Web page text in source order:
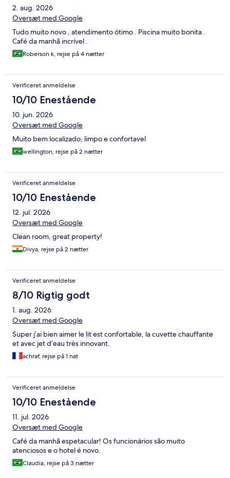
2. aug. 2026
Oversæt med Google
Tudo muito novo , atendimento ótimo . Piscina muito bonita .
Café da manhã incrível .
Roberson k, rejse på 4 nætter
Verificeret anmeldelse
10/10 Enestående
10. jun. 2026
Oversæt med Google
Muito bem localizado, limpo e confortavel
wellington, rejse på 2 nætter
Verificeret anmeldelse
10/10 Enestående
12. jul. 2026
Oversæt med Google
Clean room, great property!
Divya, rejse på 2 nætter
Verificeret anmeldelse
8/10 Rigtig godt
1. aug. 2026
Oversæt med Google
Super j’ai bien aimer le lit est confortable, la cuvette chauffante
et avec jet d’eau très innovant.
achraf, rejse på 1 nat
Verificeret anmeldelse
10/10 Enestående
11. jul. 2026
Oversæt med Google
Café da manhã espetacular! Os funcionários são muito
atenciosos e o hotel é novo.
Claudia, rejse på 3 nætter